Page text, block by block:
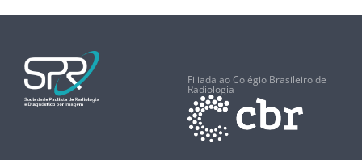
Filiada ao Colégio Brasileiro de
Radiologia